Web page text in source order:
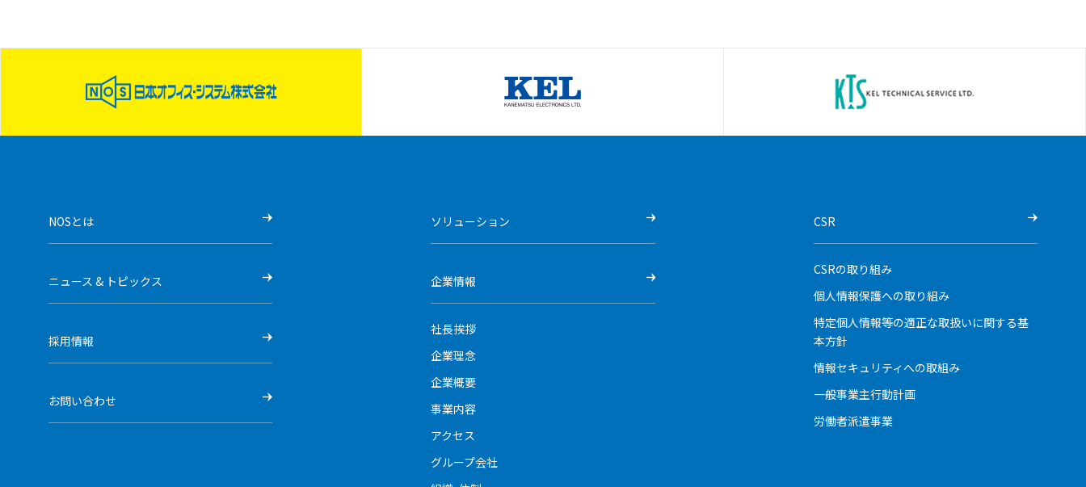
NOSとは
ニュース & トピックス
採用情報
お問い合わせ
ソリューション
企業情報
社長挨拶
企業理念
企業概要
事業内容
アクセス
グループ会社
CSR
CSRの取り組み
個人情報保護への取り組み
特定個人情報等の適正な取扱いに関する基
本方針
情報セキュリティへの取組み
一般事業主行動計画
労働者派遣事業